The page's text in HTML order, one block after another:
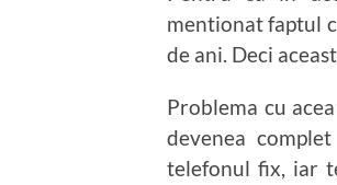
mentionat faptul
de ani. Deci
Problema cu
devenea
telefonul fix, iar